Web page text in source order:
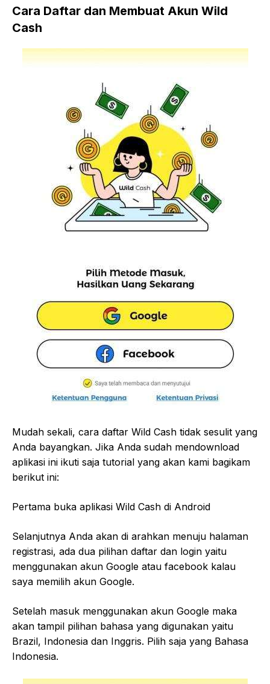
Cara Daftar dan Membuat Akun Wild
Cash
Mudah sekali, cara daftar Wild Cash tidak sesulit yang
Anda bayangkan. Jika Anda sudah mendownload
aplikasi ini ikuti saja tutorial yang akan kami bagikam
berikut ini:
Pertama buka aplikasi Wild Cash di Android
Selanjutnya Anda akan di arahkan menuju halaman
registrasi, ada dua pilihan daftar dan login yaitu
menggunakan akun Google atau facebook kalau
saya memilih akun Google.
Setelah masuk menggunakan akun Google maka
akan tampil pilihan bahasa yang digunakan yaitu
Brazil, Indonesia dan Inggris. Pilih saja yang Bahasa
Indonesia.